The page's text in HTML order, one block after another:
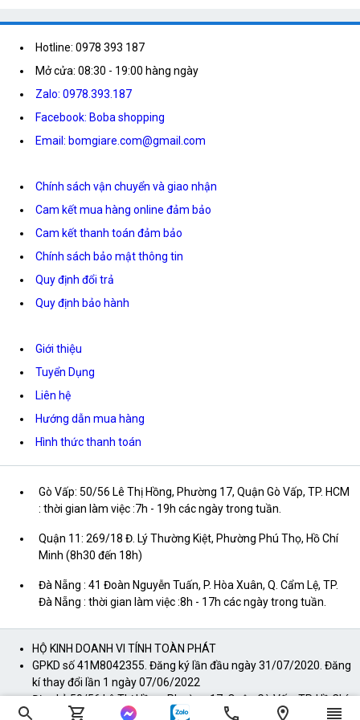
Hotline: 0978 393 187
Mở cửa: 08:30 - 19:00 hàng ngày
Zalo: 0978.393.187
Facebook: Boba shopping
Email: bomgiare.com@gmail.com
Chính sách vận chuyển và giao nhận
Cam kết mua hàng online đảm bảo
Cam kết thanh toán đảm bảo
Chính sách bảo mật thông tin
Quy định đổi trả
Quy định bảo hành
Giới thiệu
Tuyển Dụng
Liên hệ
Hướng dẫn mua hàng
Hình thức thanh toán
Gò Vấp: 50/56 Lê Thị Hồng, Phường 17, Quận Gò Vấp, TP. HCM
: thời gian làm việc :7h - 19h các ngày trong tuần.
Quận 11: 269/18 Đ. Lý Thường Kiệt, Phường Phú Thọ, Hồ Chí
Minh (8h30 đến 18h)
Đà Nẵng : 41 Đoàn Nguyễn Tuấn, P. Hòa Xuân, Q. Cẩm Lệ, TP.
Đà Nẵng : thời gian làm việc :8h - 17h các ngày trong tuần.
HỘ KINH DOANH VI TÍNH TOÀN PHÁT
GPKD số 41M8042355. Đăng ký lần đầu ngày 31/07/2020. Đăng
kí thay đổi lần 1 ngày 07/06/2022
Địa chỉ: 50/56 Lê Thị Hồng, Phường 17, Quận Gò Vấp, TP. Hồ Chí